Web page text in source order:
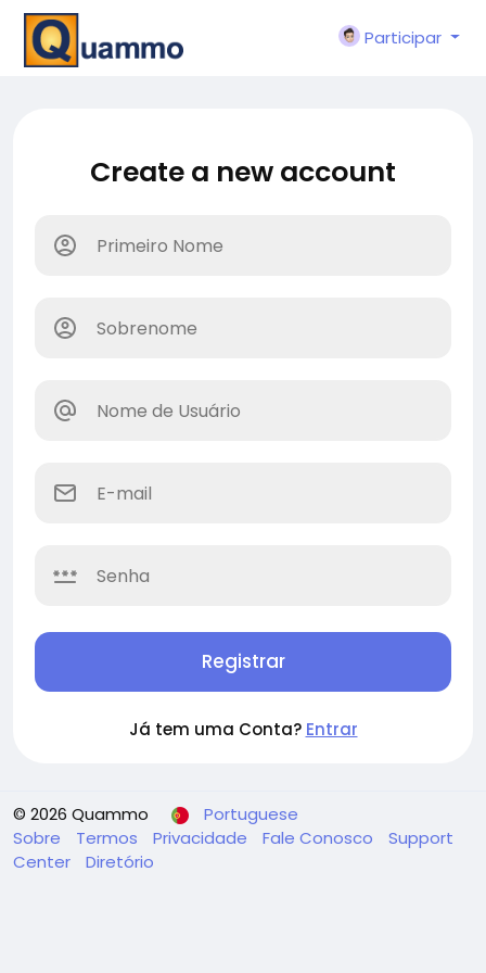
Participar
Create a new account
Registrar
Já tem uma Conta? Entrar
© 2026 Quammo
Portuguese
Sobre
Termos Privacidade Fale Conosco
Support
Center
Diretório